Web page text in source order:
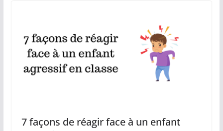
7 façons de réagir face à un enfant